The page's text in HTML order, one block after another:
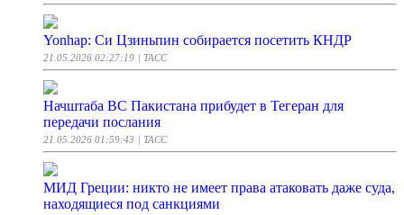
Yonhap: Си Цзиньпин собирается посетить КНДР
21.05.2026 02:27:19 | ТАСС
Начштаба ВС Пакистана прибудет в Тегеран для
передачи послания
21.05.2026 01:59:43 | ТАСС
МИД Греции: никто не имеет права атаковать даже суда,
находящиеся под санкциями